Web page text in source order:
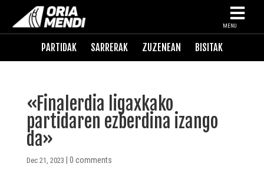
MENU
PARTIDAK SARRERAK ZUZENEAN BISITAK
«Finalerdia ligaxkako
partidaren ezberdina izango
da»
Dec 21, 2023 0 comments